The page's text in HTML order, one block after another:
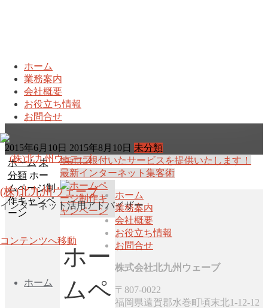
ホーム
業務案内
会社概要
お役立ち情報
お問合せ
(株)北九州ウェーブ
インターネット活用アドバイザー
コンテンツへ移動
ホーム
ホームページ制作キャンペー
ン
2015年6月10日 2015年8月10日 未分類
ホーム 未
分類 ホー
ムページ制
作キャンペ
ーン
地元に根付いたサービスを提供いたします！
最新インターネット集客術
ホー
ムペ
ホーム
業務案内
会社概要
お役立ち情報
お問合せ
株式会社北九州ウェーブ
〒807-0022
福岡県遠賀郡水巻町頃末北1-12-12